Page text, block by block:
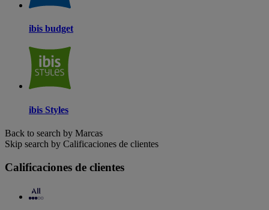
ibis budget
ibis Styles
Back to search by Marcas
Skip search by Calificaciones de clientes
Calificaciones de clientes